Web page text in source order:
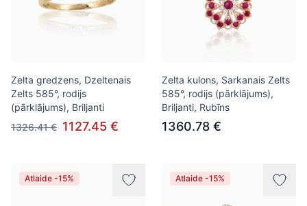
Zelta gredzens, Dzeltenais
Zelts 585°, rodijs
(pārklājums), Briljanti
1326.41 € 1127.45 €
Zelta kulons, Sarkanais Zelts
585°, rodijs (pārklājums),
Briljanti, Rubīns
1360.78 €
Atlaide -15% Atlaide -15%